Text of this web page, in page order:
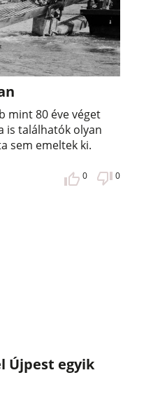
mint 80 éve véget
is találhatók olyan
sem emeltek ki.
0 0
Újpest egyik